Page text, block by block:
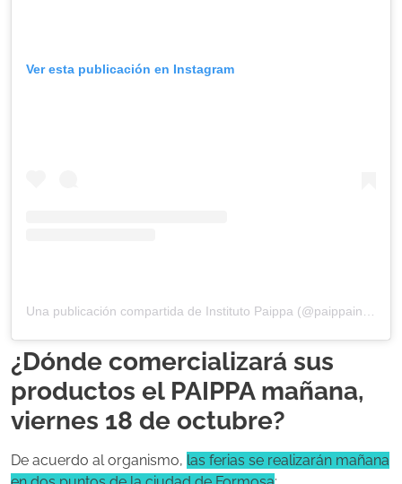
Ver esta publicación en Instagram
¿Dónde comercializará sus
productos el PAIPPA mañana,
viernes 18 de octubre?
De acuerdo al organismo, las ferias se realizarán mañana